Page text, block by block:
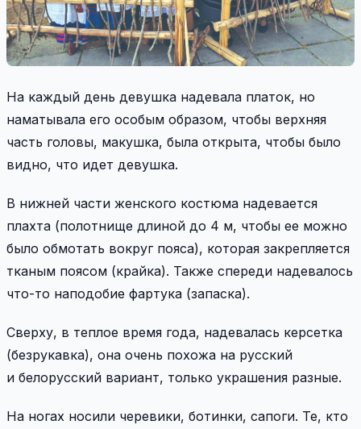
На каждый день девушка надевала платок, но
наматывала его особым образом, чтобы верхняя
часть головы, макушка, была открыта, чтобы было
видно, что идет девушка.
В нижней части женского костюма надевается
плахта (полотнище длиной до 4 м, чтобы ее можно
было обмотать вокруг пояса), которая закрепляется
тканым поясом (крайка). Также спереди надевалось
что-то наподобие фартука (запаска).
Cверху, в теплое время года, надевалась керсетка
(безрукавка), она очень похожа на русский
и белорусский вариант, только украшения разные.
На ногах носили черевики, ботинки, сапоги. Те, кто